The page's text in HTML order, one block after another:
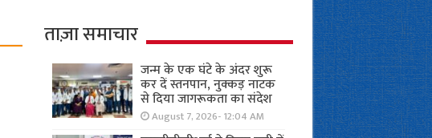
ताज़ा समाचार
जन्म के एक घंटे के अंदर शुरू
कर दें स्तनपान, नुक्कड़ नाटक
से दिया जागरूकता का संदेश
August 7, 2026- 12:04 AM